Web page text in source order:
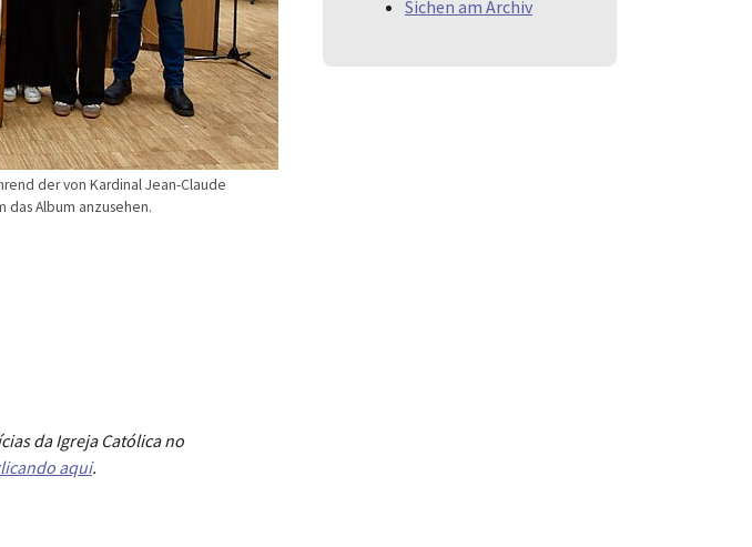
der von Kardinal Jean-Claude
das Album anzusehen.
da Igreja Católica no
aqui.
Sichen am Archiv